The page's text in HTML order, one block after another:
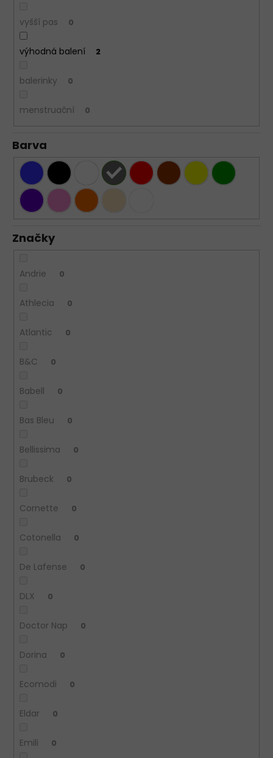
vyšší pas 0
výhodná balení 2
balerinky 0
menstruační 0
Barva
Značky
Andrie 0
Athlecia 0
Atlantic 0
B&C 0
Babell 0
Bas Bleu 0
Bellissima 0
Brubeck 0
Cornette 0
Cotonella 0
De Lafense 0
DLX 0
Doctor Nap 0
Dorina 0
Ecomodi 0
Eldar 0
Emili 0